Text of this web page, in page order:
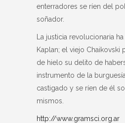
enterradores se ríen del
soñador.
La justicia revolucionaria
Kaplan; el viejo Chaikovski
de hielo su delito de
instrumento de la
castigado y se ríen de él
mismos.
http://www.gramsci.org.ar